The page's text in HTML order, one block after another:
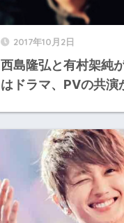
2017年10月2日
西島隆弘と有村架純
はドラマ、PVの共演